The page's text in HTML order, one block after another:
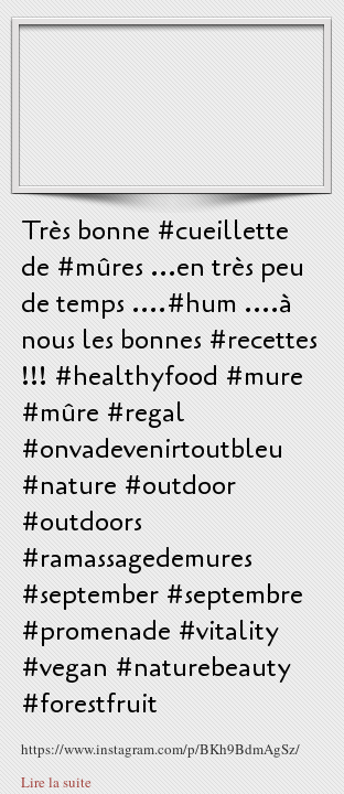
Très bonne #cueillette
de #mûres ...en très peu
de temps ....#hum ....à
nous les bonnes #recettes
!!! #healthyfood #mure
#mûre #regal
#onvadevenirtoutbleu
#nature #outdoor
#outdoors
#ramassagedemures
#september #septembre
#promenade #vitality
#vegan #naturebeauty
#forestfruit
https://www.instagram.com/p/BKh9BdmAgSz/
Lire la suite